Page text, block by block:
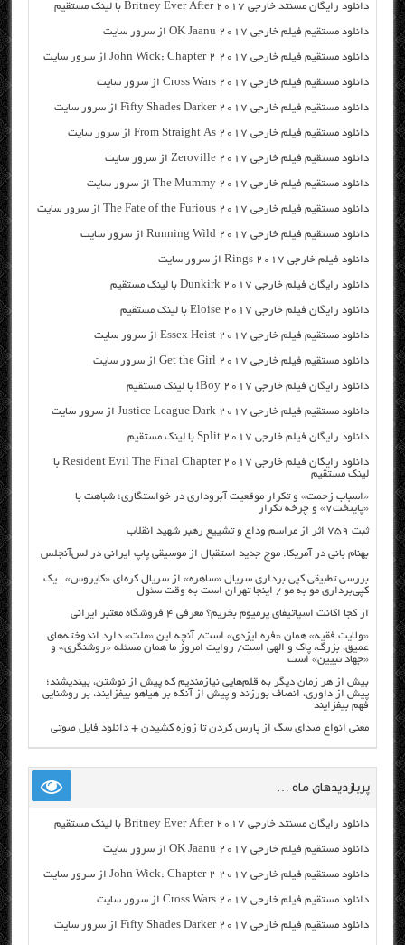
دانلود رایگان مسنتد خارجی Britney Ever After 2017 با لینک مستقیم
دانلود مستقیم فیلم خارجی OK Jaanu 2017 از سرور سایت
دانلود مستقیم فیلم خارجی John Wick: Chapter 2 2017 از سرور سایت
دانلود مستقیم فیلم خارجی Cross Wars 2017 از سرور سایت
دانلود مستقیم فیلم خارجی Fifty Shades Darker 2017 از سرور سایت
دانلود مستقیم فیلم خارجی From Straight As 2017 از سرور سایت
دانلود مستقیم فیلم خارجی Zeroville 2017 از سرور سایت
دانلود مستقیم فیلم خارجی The Mummy 2017 از سرور سایت
دانلود مستقیم فیلم خارجی The Fate of the Furious 2017 از سرور سایت
دانلود مستقیم فیلم خارجی Running Wild 2017 از سرور سایت
دانلود فیلم خارجی Rings 2017 از سرور سایت
دانلود رایگان فیلم خارجی Dunkirk 2017 با لینک مستقیم
دانلود رایگان فیلم خارجی Eloise 2017 با لینک مستقیم
دانلود مستقیم فیلم خارجی Essex Heist 2017 از سرور سایت
دانلود مستقیم فیلم خارجی Get the Girl 2017 از سرور سایت
دانلود رایگان فیلم خارجی iBoy 2017 با لینک مستقیم
دانلود مستقیم فیلم خارجی Justice League Dark 2017 از سرور سایت
دانلود رایگان فیلم خارجی Split 2017 با لینک مستقیم
دانلود رایگان فیلم خارجی Resident Evil The Final Chapter 2017 با
لینک مستقیم
«اسباب زحمت» و تکرار موقعیت آبروداری در خواستگاری؛ شباهت با
«پایتخت۷» و چرخه تکرار
ثبت ۷۵۹ اثر از مراسم وداع و تشییع رهبر شهید انقلاب
بهنام بانی در آمریکا: موج جدید استقبال از موسیقی پاپ ایرانی در لس‌آنجلس
بررسی تطبیقی کپی برداری سریال «ساهره» از سریال کره‌ای «کایروس» | یک
کپی‌برداری مو به مو / اینجا تهران است به وقت سئول
از کجا اکانت اسپاتیفای پرمیوم بخریم؟ معرفی ۴ فروشگاه معتبر ایرانی
«ولایت فقیه» همان «فره ایزدی» است/ آنچه این «ملت» دارد اندوخته‌های
عمیق، بزرگ، پاک و الهی است/ روایت امروز ما همان مسئله «روشنگری» و
«جهاد تبیین» است
بیش از هر زمان دیگر به قلم‌هایی نیازمندیم که پیش از نوشتن، بیندیشند؛
پیش از داوری، انصاف بورزند و پیش از آنکه بر هیاهو بیفزایند، بر روشنایی
فهم بیفزایند
معنی انواع صدای سگ از پارس کردن تا زوزه کشیدن + دانلود فایل صوتی
پربازدیدهای ماه …
دانلود رایگان مسنتد خارجی Britney Ever After 2017 با لینک مستقیم
دانلود مستقیم فیلم خارجی OK Jaanu 2017 از سرور سایت
دانلود مستقیم فیلم خارجی John Wick: Chapter 2 2017 از سرور سایت
دانلود مستقیم فیلم خارجی Cross Wars 2017 از سرور سایت
دانلود مستقیم فیلم خارجی Fifty Shades Darker 2017 از سرور سایت